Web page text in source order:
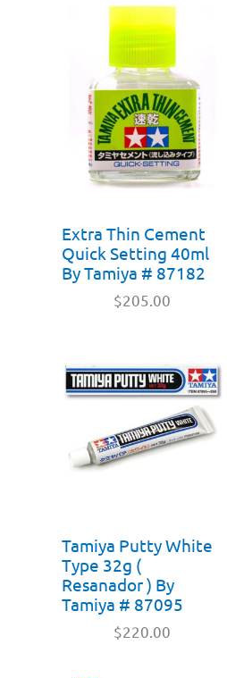
Extra Thin Cement
Quick Setting 40ml
By Tamiya # 87182
$205.00
Tamiya Putty White
Type 32g (
Resanador ) By
Tamiya # 87095
$220.00